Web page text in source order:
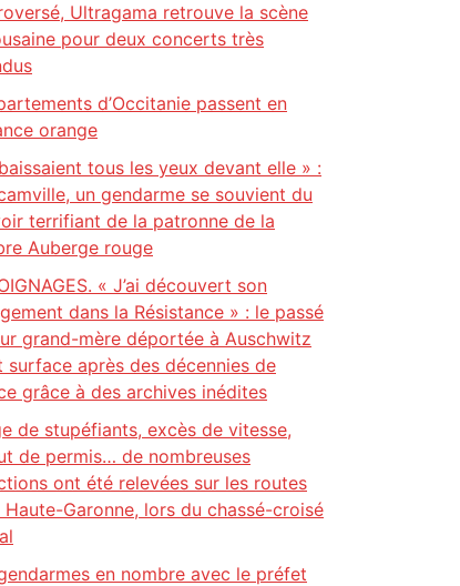
Ultragama retrouve la scène
pour deux concerts très
d’Occitanie passent en
orange
tous les yeux devant elle » :
un gendarme se souvient du
terrifiant de la patronne de la
Auberge rouge
« J’ai découvert son
dans la Résistance » : le passé
grand-mère déportée à Auschwitz
surface après des décennies de
grâce à des archives inédites
de stupéfiants, excès de vitesse,
de permis… de nombreuses
ont été relevées sur les routes
Haute-Garonne, lors du chassé-croisé
en nombre avec le préfet